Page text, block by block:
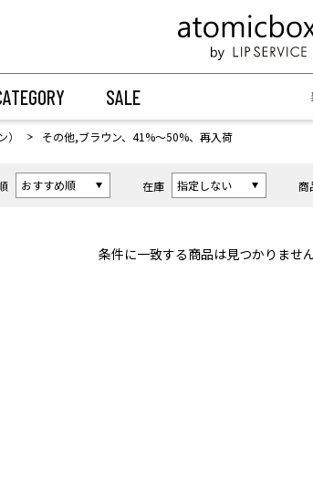
【重要】予約商品のお支払い方法（代金引換）変更に関するお知らせ
SALE
その他,ブラウン、41%〜50%、再入荷
在庫 商
条件に一致する商品は見つかりませ